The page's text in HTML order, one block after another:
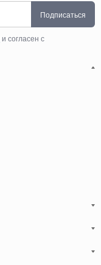
Подписаться
и согласен с